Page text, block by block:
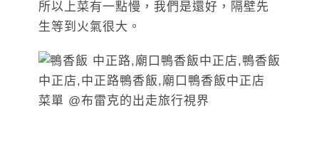
所以上菜有一點慢，我們是還好，隔壁先
生等到火氣很大。